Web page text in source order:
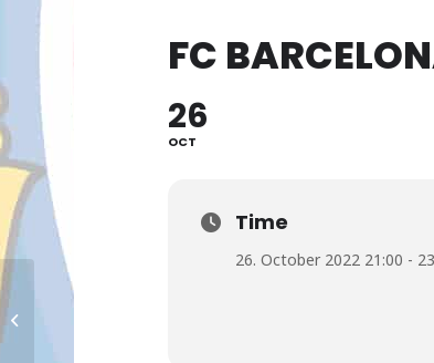
FC
26
OCT
Time
26. October 2022 21:00 -